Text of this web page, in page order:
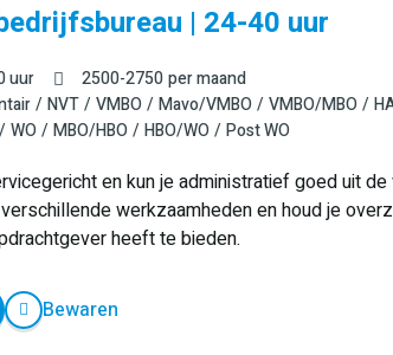
| 24-40 uur
uur 2500-2750per maand
NVT VMBO Mavo/VMBO VMBO/MBO
WO MBO/HBO HBO/WO Post WO
en kun je administratief goed uit
werkzaamheden en houd je
heeft te bieden.
Bewaren